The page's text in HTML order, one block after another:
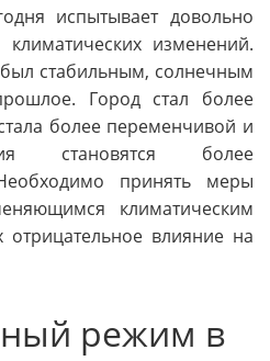
испытывает довольно
изменений.
стабильным, солнечным
Город стал более
более переменчивой и
становятся более
принять меры
климатическим
влияние на
режим в